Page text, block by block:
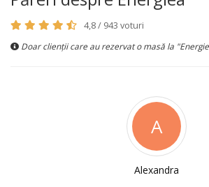
4,8 / 943 voturi
Doar clienții care au rezervat o masă la
A
Alexandra